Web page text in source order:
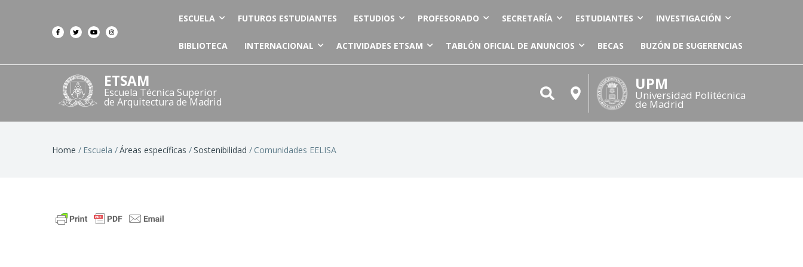
ESCUELA FUTUROS ESTUDIANTES ESTUDIOS PROFESORADO SECRETARÍA ESTUDIANTES INVESTIGACIÓN
BIBLIOTECA INTERNACIONAL ACTIVIDADES ETSAM TABLÓN OFICIAL DE ANUNCIOS BECAS BUZÓN DE SUGERENCIAS
ETSAM
Escuela Técnica Superior
de Arquitectura de Madrid
UPM
Universidad Politécnica
de Madrid
Breadcrumb
Home Escuela Áreas específicas Sostenibilidad Comunidades EELISA